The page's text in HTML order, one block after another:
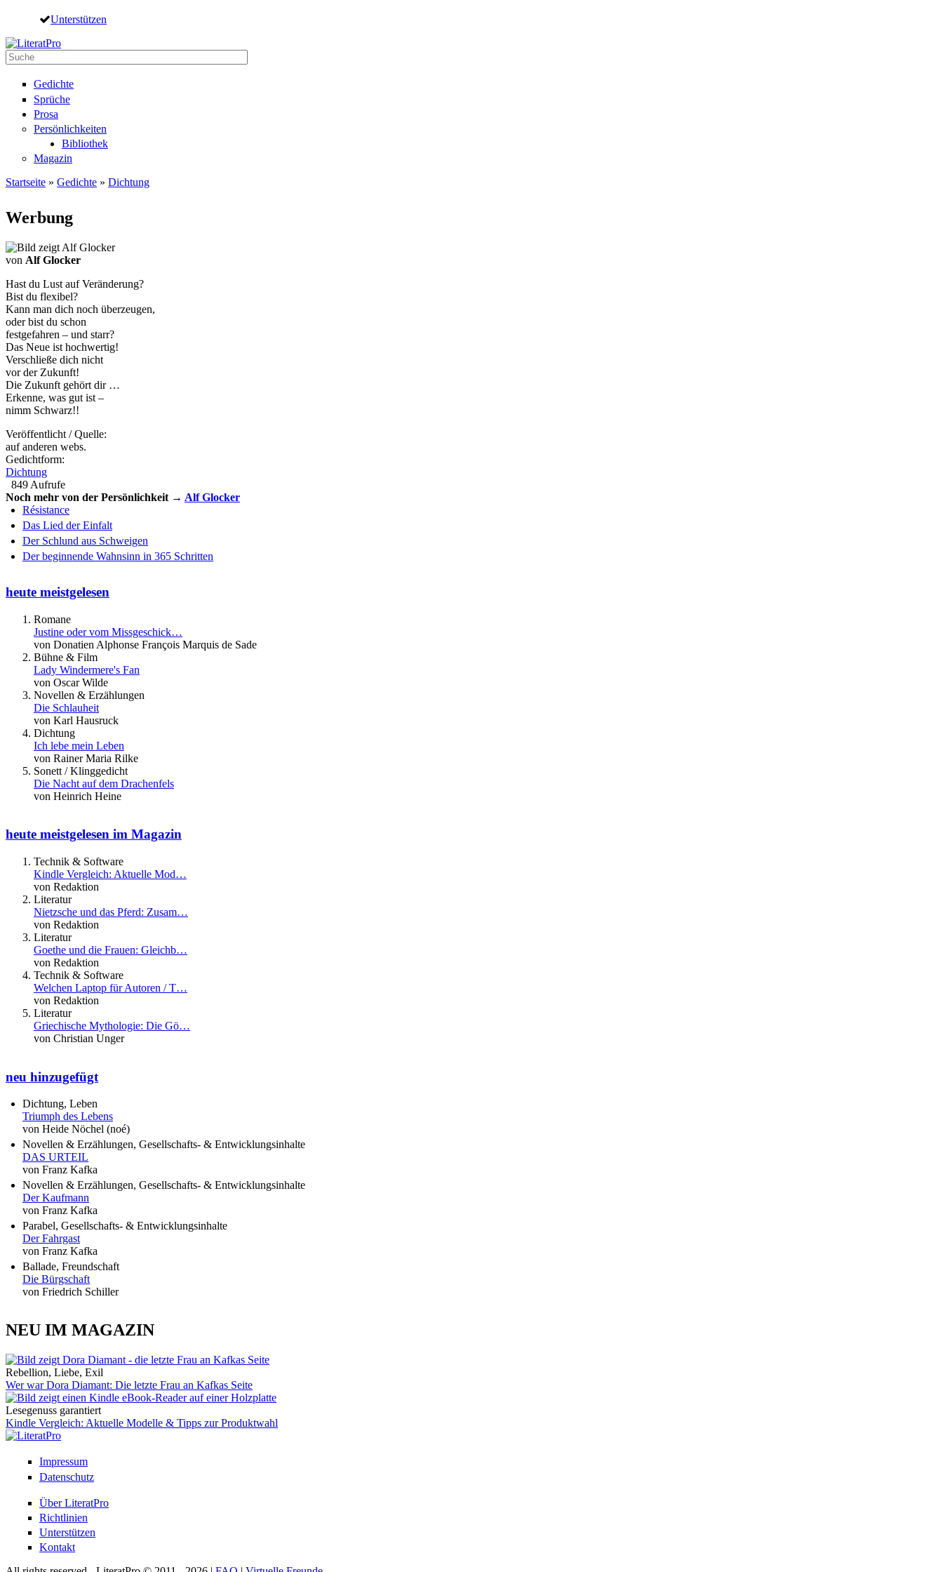
Direkt zum Inhalt
Unterstützen
Suche
Gedichte
Sprüche
Prosa
Persönlichkeiten
Bibliothek
Magazin
Startseite » Gedichte » Dichtung
Werbung
von Alf Glocker
Hast du Lust auf Veränderung?
Bist du flexibel?
Kann man dich noch überzeugen,
oder bist du schon
festgefahren – und starr?
Das Neue ist hochwertig!
Verschließe dich nicht
vor der Zukunft!
Die Zukunft gehört dir …
Erkenne, was gut ist –
nimm Schwarz!!
Veröffentlicht / Quelle:
auf anderen webs.
Gedichtform:
Dichtung
849 Aufrufe
Noch mehr von der Persönlichkeit → Alf Glocker
Résistance
Das Lied der Einfalt
Der Schlund aus Schweigen
Der beginnende Wahnsinn in 365 Schritten
heute meistgelesen
Romane
Justine oder vom Missgeschick…
von Donatien Alphonse François Marquis de Sade
Bühne & Film
Lady Windermere's Fan
von Oscar Wilde
Novellen & Erzählungen
Die Schlauheit
von Karl Hausruck
Dichtung
Ich lebe mein Leben
von Rainer Maria Rilke
Sonett / Klinggedicht
Die Nacht auf dem Drachenfels
von Heinrich Heine
heute meistgelesen im Magazin
Technik & Software
Kindle Vergleich: Aktuelle Mod…
von Redaktion
Literatur
Nietzsche und das Pferd: Zusam…
von Redaktion
Literatur
Goethe und die Frauen: Gleichb…
von Redaktion
Technik & Software
Welchen Laptop für Autoren / T…
von Redaktion
Literatur
Griechische Mythologie: Die Gö…
von Christian Unger
neu hinzugefügt
Dichtung, Leben
Triumph des Lebens
von Heide Nöchel (noé)
Novellen & Erzählungen, Gesellschafts- & Entwicklungsinhalte
DAS URTEIL
von Franz Kafka
Novellen & Erzählungen, Gesellschafts- & Entwicklungsinhalte
Der Kaufmann
von Franz Kafka
Parabel, Gesellschafts- & Entwicklungsinhalte
Der Fahrgast
von Franz Kafka
Ballade, Freundschaft
Die Bürgschaft
von Friedrich Schiller
NEU IM MAGAZIN
Rebellion, Liebe, Exil
Wer war Dora Diamant: Die letzte Frau an Kafkas Seite
Lesegenuss garantiert
Kindle Vergleich: Aktuelle Modelle & Tipps zur Produktwahl
Impressum
Datenschutz
Über LiteratPro
Richtlinien
Unterstützen
Kontakt